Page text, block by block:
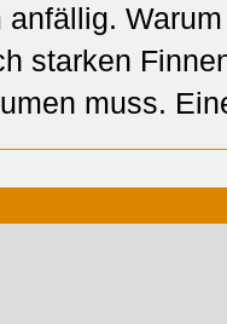
anfällig.
starken
muss.